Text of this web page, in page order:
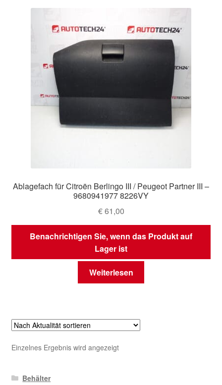
Kontakt
Mein Konto
Über uns
Zahlungen
Ablagefach für Citroën Berlingo III / Peugeot Partner III –
9680941977 8226VY
€61,00
Benachrichtigen Sie, wenn das Produkt auf
Lager ist
Weiterlesen
Einzelnes Ergebnis wird angezeigt
Behälter